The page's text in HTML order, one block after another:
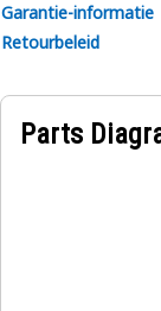
Garantie-informatie
Retourbeleid
Parts